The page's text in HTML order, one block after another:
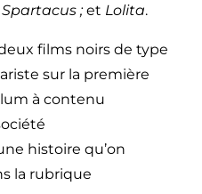
Spartacus ;et Lolita.
films noirs de type
sur la première
à contenu
histoire qu’on
la rubrique